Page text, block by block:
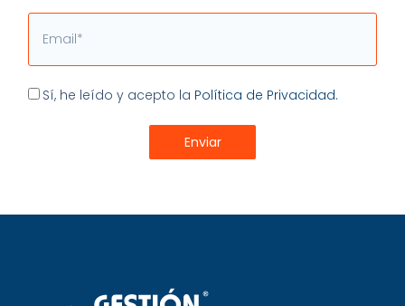
Email
Aceptación
Sí, he leído y acepto la Política de Privacidad.
Enviar